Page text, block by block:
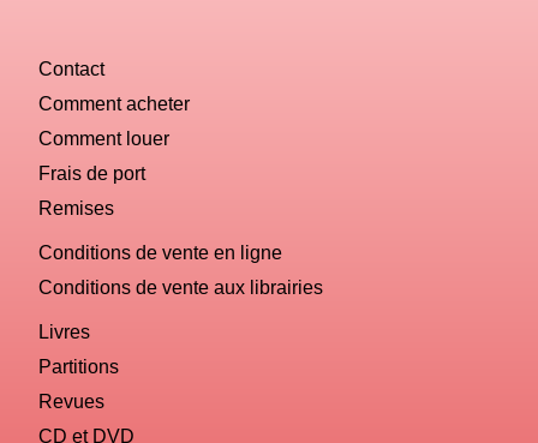
Contact
Comment acheter
Comment louer
Frais de port
Remises
Conditions de vente en ligne
Conditions de vente aux librairies
Livres
Partitions
Revues
CD et DVD